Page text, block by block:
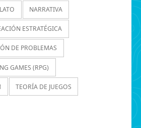
NARRATIVA
ESTRATÉGICA
DE PROBLEMAS
GAMES (RPG)
TEORÍA DE JUEGOS